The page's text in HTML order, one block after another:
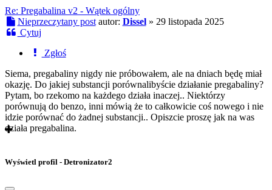
Re: Pregabalina v2 - Wątek ogólny
Nieprzeczytany post autor: Dissel» 29 listopada 2025
Cytuj
Zgłoś
Siema, pregabaliny nigdy nie próbowałem, ale na dniach będę miał
okazję. Do jakiej substancji porównalibyście działanie pregabaliny?
Pytam, bo rzekomo na każdego działa inaczej.. Niektórzy
porównują do benzo, inni mówią że to całkowicie coś nowego i nie
idzie porównać do żadnej substancji.. Opiszcie proszę jak na was
działa pregabalina.
Wyświetl profil - Detronizator2